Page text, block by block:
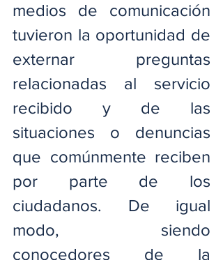
medios de comunicación
tuvieron la oportunidad de
externar preguntas
relacionadas al servicio
recibido y de las
situaciones o denuncias
que comúnmente reciben
por parte de los
ciudadanos. De igual
modo, siendo
conocedores de la